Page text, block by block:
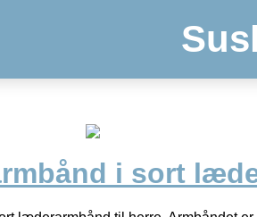
i sort